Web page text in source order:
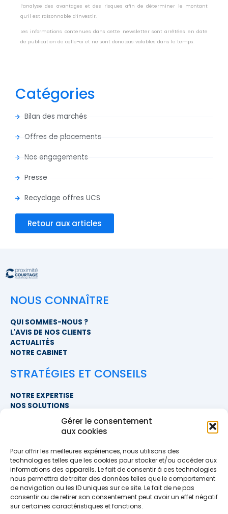
Gérer le consentement
aux cookies
Pour offrir les meilleures expériences, nous utilisons des
technologies telles que les cookies pour stocker et/ou accéder aux
informations des appareils. Le fait de consentir à ces technologies
nous permettra de traiter des données telles que le comportement
de navigation ou les ID uniques sur ce site. Le fait de ne pas
consentir ou de retirer son consentement peut avoir un effet négatif
sur certaines caractéristiques et fonctions.
l’analyse des avantages et des risques afin de déterminer le montant
qu’il est raisonnable d’investir.
Les informations contenues dans cette newsletter sont arrêtées en date
de publication de celle-ci et ne sont donc pas valables dans le temps.
Catégories
Bilan des marchés
Offres de placements
Nos engagements
Presse
Recyclage offres UCS
Retour aux articles
NOUS CONNAÎTRE
QUI SOMMES-NOUS ?
L'AVIS DE NOS CLIENTS
ACTUALITÉS
NOTRE CABINET
STRATÉGIES ET CONSEILS
NOTRE EXPERTISE
NOS SOLUTIONS
NOUS CONTACTER
SIÈGE SOCIAL
PROXIMITÉ COURTAGE
678 BOULEVARD DES HUNAUDIÈRES
72230 RUAUDIN
TÉLÉPHONE >> AFFICHER LE NUMÉRO <<
EMAIL
contact@proximite-courtage.fr